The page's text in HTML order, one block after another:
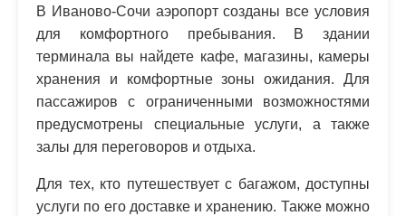
В Иваново-Сочи аэропорт созданы все условия
для комфортного пребывания. В здании
терминала вы найдете кафе, магазины, камеры
хранения и комфортные зоны ожидания. Для
пассажиров с ограниченными возможностями
предусмотрены специальные услуги, а также
залы для переговоров и отдыха.
Для тех, кто путешествует с багажом, доступны
услуги по его доставке и хранению. Также можно